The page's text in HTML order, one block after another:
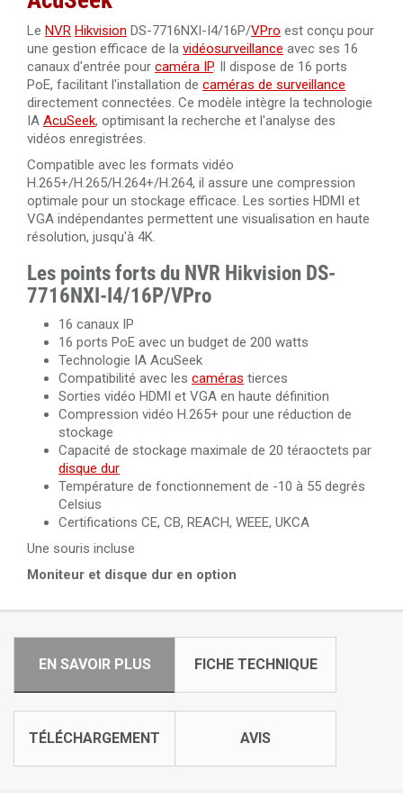
Disque dur 12 To spécial vidéosurveillance Western
Digital Purple
Câble RJ45 Cat. 6 UTP intérieur 305 mètres 100% cuivre
Dahua PFM920I-6UN-C/White
Câble RJ45 Cat. 6 UTP intérieur 305 mètres 100% cuivre
LSZH haute performance Dahua PFM923I-6UN-C
Câble RJ45 Cat.6 UTP extérieur 305 mètres 100% cuivre
Câble HDMI 2.0 amplifié 40 mètres Ultra HD 4K
Câble HDMI 2.0 amplifié 30 mètres Ultra HD 4K
Câble HDMI 2.0 de 50 mètres en fibre optique 4K Ultra
HD 3840x2160@60Hz
Câble HDMI 2.0 de 100 mètres en fibre optique 4K Ultra
HD 3840x2160@60Hz
Le NVR Hikvision DS-7716NXI-I4/16P/VPro est conçu pour
une gestion efficace de la vidéosurveillance avec ses 16
canaux d'entrée pour caméra IP. Il dispose de 16 ports
PoE, facilitant l'installation de caméras de surveillance
directement connectées. Ce modèle intègre la technologie
IA AcuSeek, optimisant la recherche et l'analyse des
vidéos enregistrées.
Compatible avec les formats vidéo
H.265+/H.265/H.264+/H.264, il assure une compression
optimale pour un stockage efficace. Les sorties HDMI et
VGA indépendantes permettent une visualisation en haute
résolution, jusqu'à 4K.
Les points forts du NVR Hikvision DS-
7716NXI-I4/16P/VPro
16 canaux IP
16 ports PoE avec un budget de 200 watts
Technologie IA AcuSeek
Compatibilité avec les caméras tierces
Sorties vidéo HDMI et VGA en haute définition
Compression vidéo H.265+ pour une réduction de
stockage
Capacité de stockage maximale de 20 téraoctets par
disque dur
Température de fonctionnement de -10 à 55 degrés
Celsius
Certifications CE, CB, REACH, WEEE, UKCA
Une souris incluse
Moniteur et disque dur en option
EN SAVOIR PLUS FICHE TECHNIQUE
TÉLÉCHARGEMENT AVIS